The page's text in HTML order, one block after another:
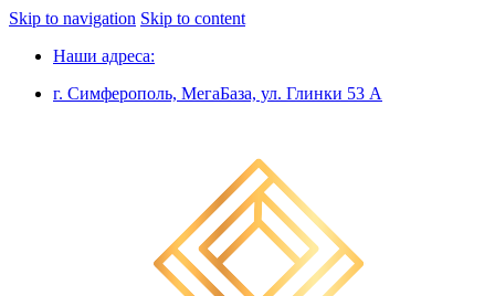
Skip to navigation Skip to content
Наши адреса:
г. Симферополь, МегаБаза, ул. Глинки 53 А